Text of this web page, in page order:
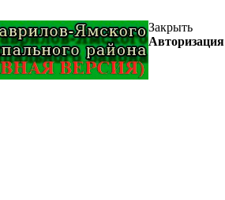
Закрыть
Авторизация